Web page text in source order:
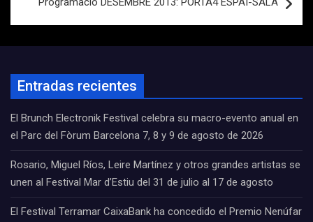
Entradas recientes
El Brunch Electronik Festival celebra su macro-evento anual en
el Parc del Fòrum Barcelona 7, 8 y 9 de agosto de 2026
Rosario, Miguel Ríos, Leire Martínez y otros grandes artistas se
unen al Festival Mar d’Estiu del 31 de julio al 17 de agosto
El Festival Terramar CaixaBank ha concedido el Premio Nenúfar